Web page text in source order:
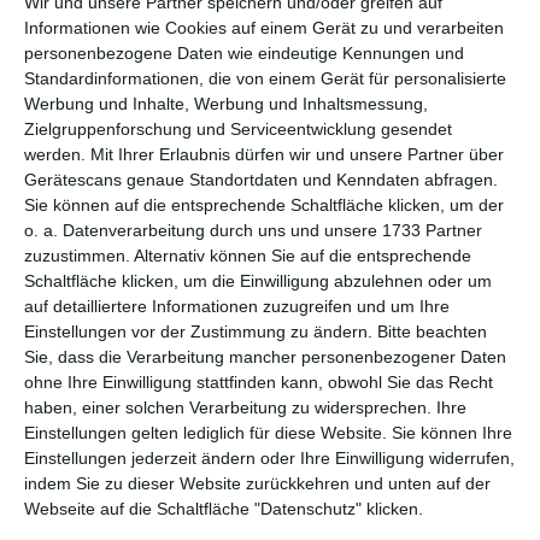
Informationen wie Cookies auf einem Gerät zu und verarbeiten
personenbezogene Daten wie eindeutige Kennungen und
Standardinformationen, die von einem Gerät für personalisierte
Werbung und Inhalte, Werbung und Inhaltsmessung,
Zielgruppenforschung und Serviceentwicklung gesendet
werden.
Mit Ihrer Erlaubnis dürfen wir und unsere Partner über
Gerätescans genaue Standortdaten und Kenndaten abfragen.
Sie können auf die entsprechende Schaltfläche klicken, um der
o. a. Datenverarbeitung durch uns und unsere 1733 Partner
zuzustimmen. Alternativ können Sie auf die entsprechende
Schaltfläche klicken, um die Einwilligung abzulehnen oder um
auf detailliertere Informationen zuzugreifen und um Ihre
Einstellungen vor der Zustimmung zu ändern.
Bitte beachten
Sie, dass die Verarbeitung mancher personenbezogener Daten
ohne Ihre Einwilligung stattfinden kann, obwohl Sie das Recht
haben, einer solchen Verarbeitung zu widersprechen. Ihre
Einstellungen gelten lediglich für diese Website. Sie können Ihre
Einstellungen jederzeit ändern oder Ihre Einwilligung widerrufen,
indem Sie zu dieser Website zurückkehren und unten auf der
Webseite auf die Schaltfläche "Datenschutz" klicken.
WEITERE KARTEN IN DIESEN
KATEGORIEN ANSEHEN
Liebe und Gefühle
Komplimente
Freizeit
Wetter
Jahreszeiten
Frühling
Sommer
Herbst